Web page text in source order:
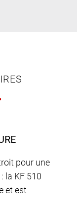
pour une
la KF 510
et est